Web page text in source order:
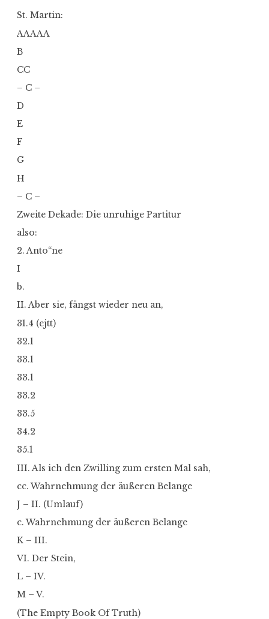
St. Martin:
AAAAA
B
CC
– C –
D
E
F
G
H
– C –
Zweite Dekade: Die unruhige Partitur
also:
2. Anto“ne
I
b.
II. Aber sie, fängst wieder neu an,
31.4 (ejtt)
32.1
33.1
33.1
33.2
33.5
34.2
35.1
III. Als ich den Zwilling zum ersten Mal sah,
cc. Wahrnehmung der äußeren Belange
J – II. (Umlauf)
c. Wahrnehmung der äußeren Belange
K – III.
VI. Der Stein,
L – IV.
M – V.
(The Empty Book Of Truth)